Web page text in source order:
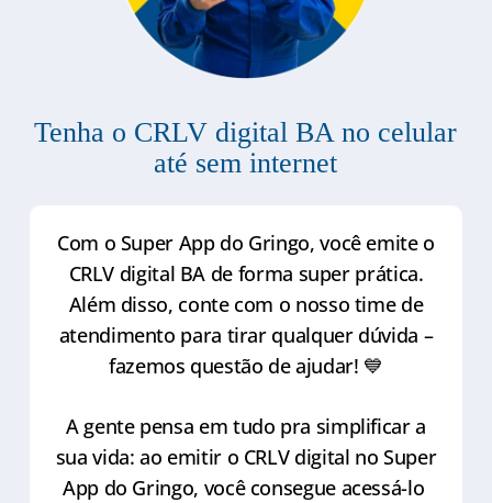
Tenha o CRLV digital BA no celular
até sem internet
Com o Super App do Gringo, você emite o
CRLV digital BA de forma super prática.
Além disso, conte com o nosso time de
atendimento para tirar qualquer dúvida –
fazemos questão de ajudar! 💙
A gente pensa em tudo pra simplificar a
sua vida: ao emitir o CRLV digital no Super
App do Gringo, você consegue acessá-lo